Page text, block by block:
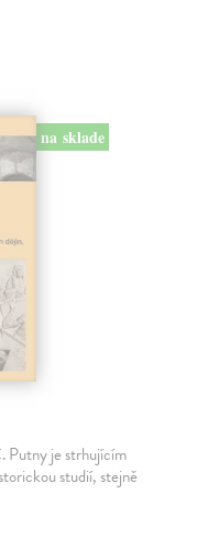
na sklade
Putny je strhujícím
studií, stejně